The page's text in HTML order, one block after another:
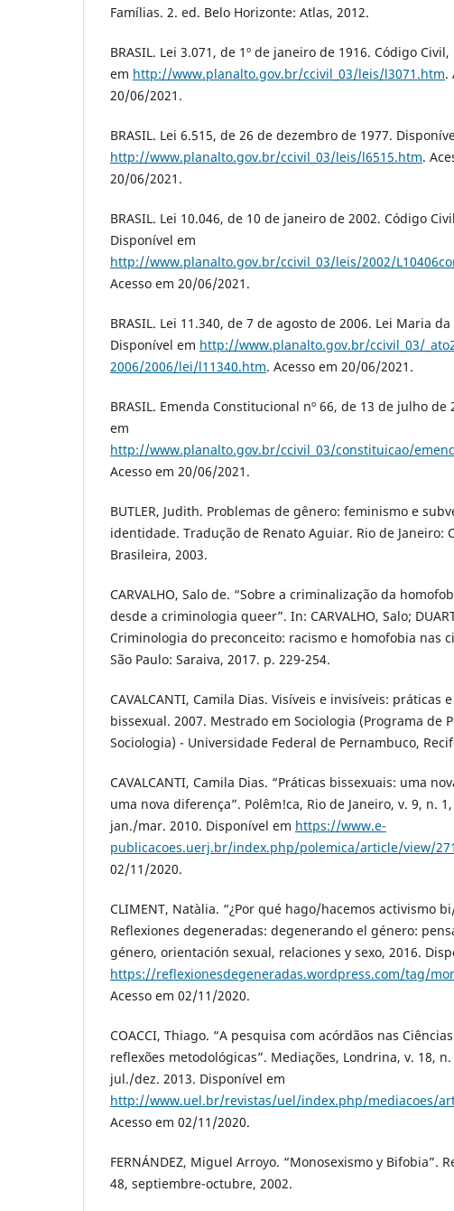
Famílias. 2. ed. Belo Horizonte: Atlas, 2012.
BRASIL. Lei 3.071, de 1º de janeiro de 1916. Código
em http://www.planalto.gov.br/ccivil_03/leis/l3071.htm.
20/06/2021.
BRASIL. Lei 6.515, de 26 de dezembro de 1977.
http://www.planalto.gov.br/ccivil_03/leis/l6515.htm.
20/06/2021.
BRASIL. Lei 10.046, de 10 de janeiro de 2002. Código
Disponível em
http://www.planalto.gov.br/ccivil_03/leis/2002/
Acesso em 20/06/2021.
BRASIL. Lei 11.340, de 7 de agosto de 2006. Lei Maria da
Disponível em http://www.planalto.gov.br/ccivil_03/
2006/2006/lei/l11340.htm. Acesso em 20/06/2021.
BRASIL. Emenda Constitucional nº 66, de 13 de julho de
em
http://www.planalto.gov.br/ccivil_03/constituicao/
Acesso em 20/06/2021.
BUTLER, Judith. Problemas de gênero: feminismo e
identidade. Tradução de Renato Aguiar. Rio de Janeiro:
Brasileira, 2003.
CARVALHO, Salo de. “Sobre a criminalização da
desde a criminologia queer”. In: CARVALHO, Salo;
Criminologia do preconceito: racismo e homofobia nas
São Paulo: Saraiva, 2017. p. 229-254.
CAVALCANTI, Camila Dias. Visíveis e invisíveis: práticas
bissexual. 2007. Mestrado em Sociologia (Programa de
Sociologia) - Universidade Federal de Pernambuco,
CAVALCANTI, Camila Dias. “Práticas bissexuais: uma
uma nova diferença”. Polêm!ca, Rio de Janeiro, v. 9, n.
jan./mar. 2010. Disponível em https://www.e-
publicacoes.uerj.br/index.php/polemica/article/view/
02/11/2020.
CLIMENT, Natàlia. “¿Por qué hago/hacemos activismo
Reflexiones degeneradas: degenerando el género:
género, orientación sexual, relaciones y sexo, 2016.
https://reflexionesdegeneradas.wordpress.com/tag/
Acesso em 02/11/2020.
COACCI, Thiago. “A pesquisa com acórdãos nas
reflexões metodológicas”. Mediações, Londrina, v. 18, n.
jul./dez. 2013. Disponível em
http://www.uel.br/revistas/uel/index.php/mediacoes/
Acesso em 02/11/2020.
FERNÁNDEZ, Miguel Arroyo. “Monosexismo y Bifobia”.
48, septiembre-octubre, 2002.